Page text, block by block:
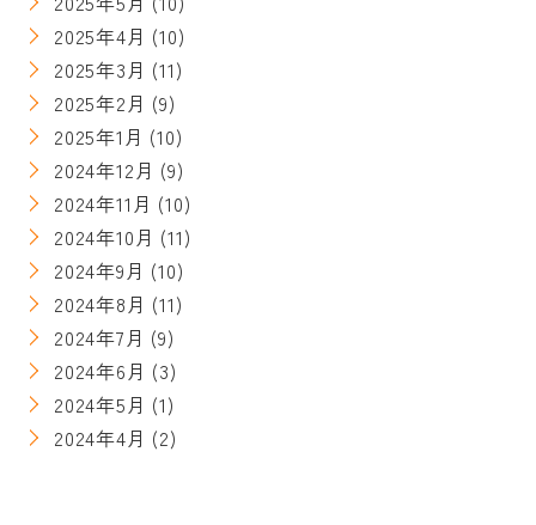
2025年4月 (10)
2025年3月 (11)
2025年2月 (9)
2025年1月 (10)
2024年12月 (9)
2024年11月 (10)
2024年10月 (11)
2024年9月 (10)
2024年8月 (11)
2024年7月 (9)
2024年6月 (3)
2024年5月 (1)
2024年4月 (2)